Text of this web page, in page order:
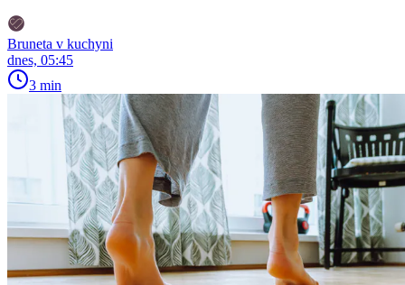
Bruneta v kuchyni
dnes, 05:45
3 min